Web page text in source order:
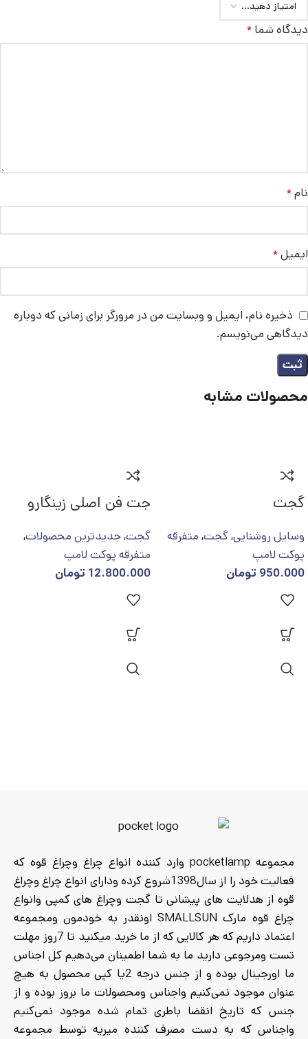
دیدگاه شما *
نام*
ایمیل*
ذخیره نام، ایمیل و وبسایت من در مرورگر برای زمانی که دوباره
دیدگاهی می‌نویسم.
محصولات مشابه
گجت
وسایل روشنایی,گجت, متفرقه
پوکت لامپ
950.000 تومان
جت فن اصلی زینگارو
گجت,جدیدترین محصولات,
متفرقه پوکت لامپ
12.800.000 تومان
مجموعه pocketlamp وارد کننده انواع چراغ وچراغ قوه که
فعالیت خود را از سال1398شروع کرده ودارای انواع چراغ وچراغ
قوه از هدلایت های پیشانی تا گجت وچراغ های کمپی وانواع
چراغ قوه مارک SMALLSUN اونقدر به خودمون ومجموعه
اعتماد داریم که هر کالایی که از ما خرید میکنید تا 7روز مهلت
تست ومرجوعی دارید ما به شما اطمینان می‌دهیم کل اجناس
ما اورجینال بوده و از جنس درجه 2یا کپی محصول به هیچ
عنوان موجود نمی‌کنیم واجناس ومحصولات ما بروز بوده و از
جنس که تاریخ انقضا باطری تمام شده موجود نمی‌کنیم
واجناس که به دست مصرف کننده میریه توسط مجموعه